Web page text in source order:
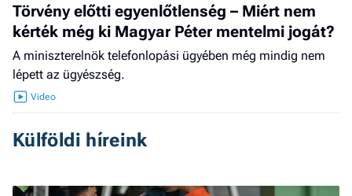
Törvény előtti egyenlőtlenség – Miért nem
kérték még ki Magyar Péter mentelmi jogát?
A miniszterelnök telefonlopási ügyében még mindig nem
lépett az ügyészség.
Külföldi híreink